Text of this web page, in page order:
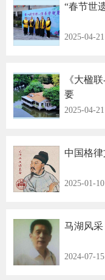
“春节世
2025-04-21
《大楹
要
2025-04-21
中国格
2025-01-10
马湖风采
2024-07-15